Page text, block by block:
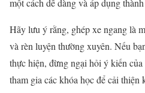
một cách dễ dàng và áp dụng
Hãy lưu ý rằng, ghép xe ngang là
và rèn luyện thường xuyên. Nếu
thực hiện, đừng ngại hỏi ý kiến
tham gia các khóa học để cải thiện